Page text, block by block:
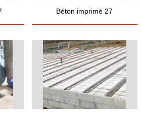
Béton imprimé 27